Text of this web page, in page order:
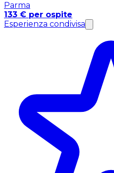
Parma
133 € per ospite
Esperienza condivisa